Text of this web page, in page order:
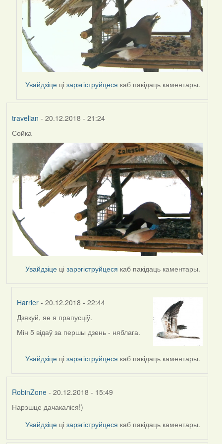
Увайдзіце цізарэгіструйцеся каб пакідаць каментары.
travelian - 20.12.2018 - 21:24
Сойка
Увайдзіце цізарэгіструйцеся каб пакідаць каментары.
Harrier - 20.12.2018 - 22:44
In
reply
travelian
Дзякуй, яе я прапусціў.
Мін 5 відаў за першы дзень - няблага.
Увайдзіце цізарэгіструйцеся каб пакідаць каментары.
RobinZone- 20.12.2018 - 15:49
Нарэшце дачакаліся!)
Увайдзіце цізарэгіструйцеся каб пакідаць каментары.